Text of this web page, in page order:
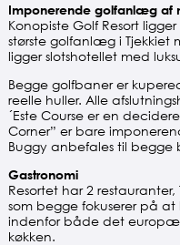
Imponerende golfanlæg af
Konopiste Golf Resort
største golfanlæg i Tjekkiet
ligger slotshotellet med
Begge golfbaner er
reelle huller. Alle
´Este Course er en
Corner” er bare
Buggy anbefales til begge
Gastronomi
Resortet har 2
som begge fokuserer på
indenfor både det
køkken.